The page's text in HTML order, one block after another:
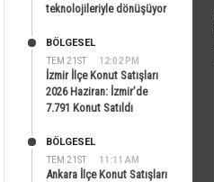
teknolojileriyle dönüşüyor
TEM 21ST 12:02 PM
BÖLGESEL
İzmir İlçe Konut Satışları
2026 Haziran: İzmir’de
7.791 Konut Satıldı
TEM 21ST 11:11 AM
BÖLGESEL
Ankara İlçe Konut Satışları